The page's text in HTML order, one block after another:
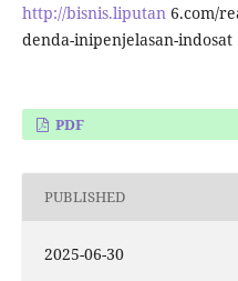
http://bisnis.liputan6.com/
denda-inipenjelasan-indosat
PDF
PUBLISHED
2025-06-30